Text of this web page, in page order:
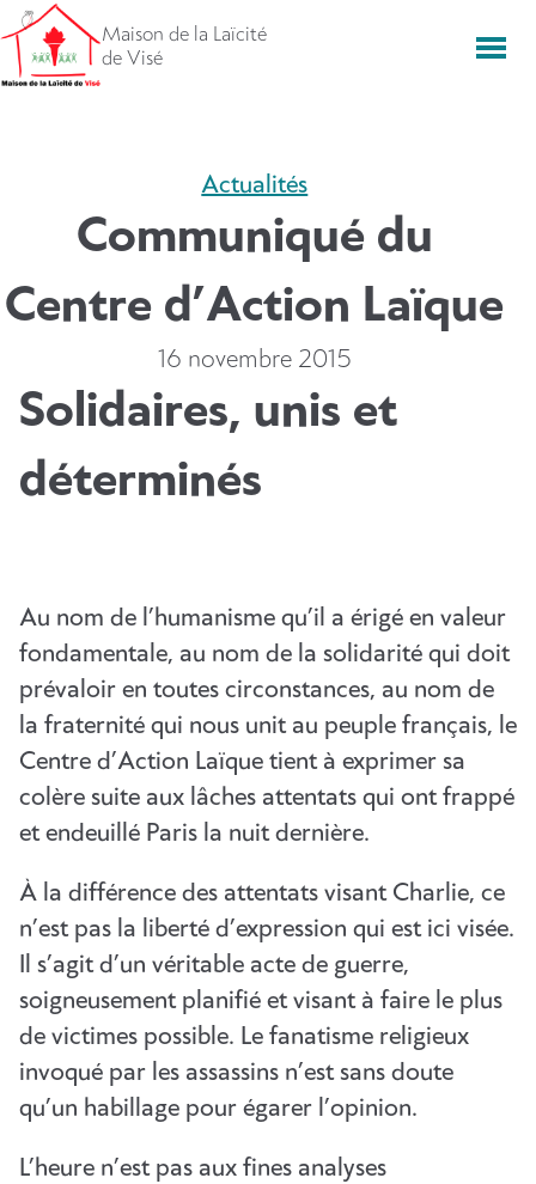
Aller
directement
vers
Maison de la Laïcité
de Visé
Actualités
Communiqué du
Centre d’Action Laïque
16 novembre 2015
Solidaires, unis et
déterminés
Au nom de l’humanisme qu’il a érigé en valeur
fondamentale, au nom de la solidarité qui doit
prévaloir en toutes circonstances, au nom de
la fraternité qui nous unit au peuple français, le
Centre d’Action Laïque tient à exprimer sa
colère suite aux lâches attentats qui ont frappé
et endeuillé Paris la nuit dernière.
À la différence des attentats visant Charlie, ce
n’est pas la liberté d’expression qui est ici visée.
Il s’agit d’un véritable acte de guerre,
soigneusement planifié et visant à faire le plus
de victimes possible. Le fanatisme religieux
invoqué par les assassins n’est sans doute
qu’un habillage pour égarer l’opinion.
L’heure n’est pas aux fines analyses